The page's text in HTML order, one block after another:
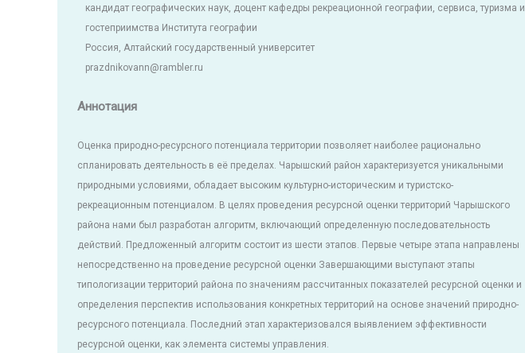
кандидат географических наук, доцент кафедры рекреационной географии, сервиса, туризма и
гостеприимства Института географии
Россия, Алтайский государственный университет
prazdnikovann@rambler.ru
Аннотация
Оценка природно-ресурсного потенциала территории позволяет наиболее рационально
спланировать деятельность в её пределах. Чарышский район характеризуется уникальными
природными условиями, обладает высоким культурно-историческим и туристско-
рекреационным потенциалом. В целях проведения ресурсной оценки территорий Чарышского
района нами был разработан алгоритм, включающий определенную последовательность
действий. Предложенный алгоритм состоит из шести этапов. Первые четыре этапа направлены
непосредственно на проведение ресурсной оценки Завершающими выступают этапы
типологизации территорий района по значениям рассчитанных показателей ресурсной оценки и
определения перспектив использования конкретных территорий на основе значений природно-
ресурсного потенциала. Последний этап характеризовался выявлением эффективности
ресурсной оценки, как элемента системы управления.